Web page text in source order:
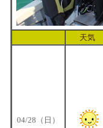
天気
04/28（日）